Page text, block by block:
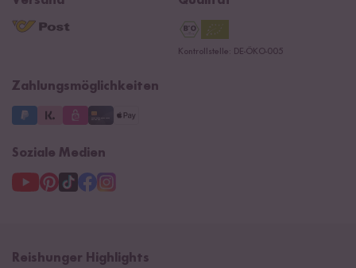
Kontaktformular
Reishunger Gutscheine
Kontrollstelle: DE-ÖKO-005
Zahlungsmöglichkeiten
Soziale Medien
Reishunger Highlights